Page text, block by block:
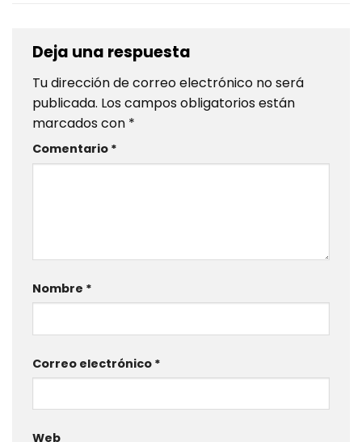
Deja una respuesta
Tu dirección de correo electrónico no será
publicada. Los campos obligatorios están
marcados con *
Comentario *
Nombre *
Correo electrónico *
Web